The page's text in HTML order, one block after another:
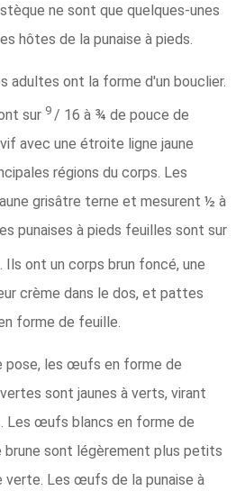
ne sont que quelques-unes
hôtes de la punaise à pieds.
adultes ont la forme d'un bouclier.
sur 9 / 16 à ¾ de pouce de
avec une étroite ligne jaune
régions du corps. Les
grisâtre terne et mesurent ½ à
punaises à pieds feuilles sont sur
Ils ont un corps brun foncé, une
crème dans le dos, et pattes
forme de feuille.
pose, les œufs en forme de
sont jaunes à verts, virant
Les œufs blancs en forme de
brune sont légèrement plus petits
verte. Les œufs de la punaise à